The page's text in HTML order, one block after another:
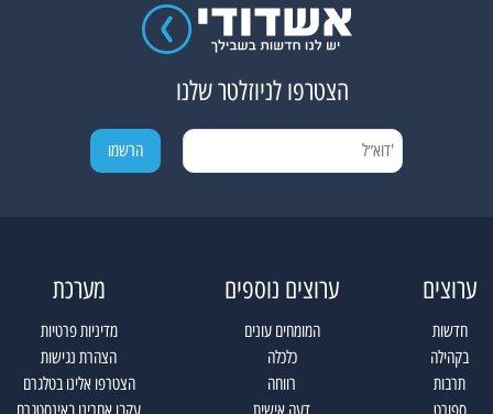
הצטרפו לניוזלטר שלנו
ערוצים
חדשות
בקהילה
תרבות
ספורט
ערוצים נוספים
המומחים עונים
כלכלה
רווחה
דעה אישית
מערכת
מדיניות פרטיות
הצהרת נגישות
הצטרפו אלינו בטלגרם
עקבו אחרינו באינסטגרם